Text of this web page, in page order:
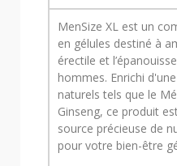
MenSize XL est un
en gélules destiné à
érectile et
hommes. Enrichi
naturels tels que le
Ginseng, ce produit
source précieuse de
pour votre bien-être